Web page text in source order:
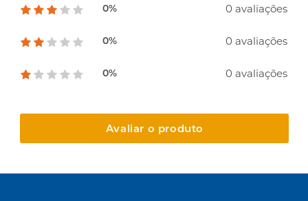
0% 0 avaliações
0% 0 avaliações
0% 0 avaliações
Avaliar o produto